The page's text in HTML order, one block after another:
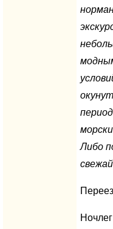
Либо